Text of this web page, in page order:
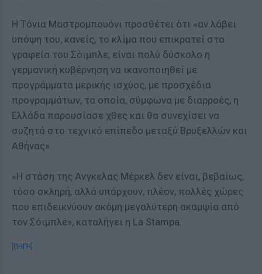
Η Τόνια Μαστρομπουόνι προσθέτει ότι «αν λάβει
υπόψη του, κανείς, το κλίμα που επικρατεί στα
γραφεία του Σόιμπλε, είναι πολύ δύσκολο η
γερμανική κυβέρνηση να ικανοποιηθεί με
προγράμματα μερικής ισχύος, με προσχέδια
προγραμμάτων, τα οποία, σύμφωνα με διαρροές, η
Ελλάδα παρουσίασε χθες και θα συνεχίσει να
συζητά στο τεχνικό επίπεδο μεταξύ Βρυξελλών και
Αθήνας».
«Η στάση της Ανγκελας Μέρκελ δεν είναι, βεβαίως,
τόσο σκληρή, αλλά υπάρχουν, πλέον, πολλές χώρες
που επιδεικνύουν ακόμη μεγαλύτερη ακαμψία από
τον Σόιμπλε», καταλήγει η La Stampa.
[ΠΗΓΗ]